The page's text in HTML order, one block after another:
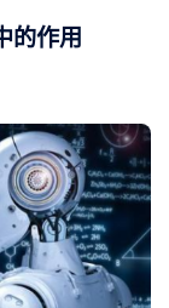
的作用